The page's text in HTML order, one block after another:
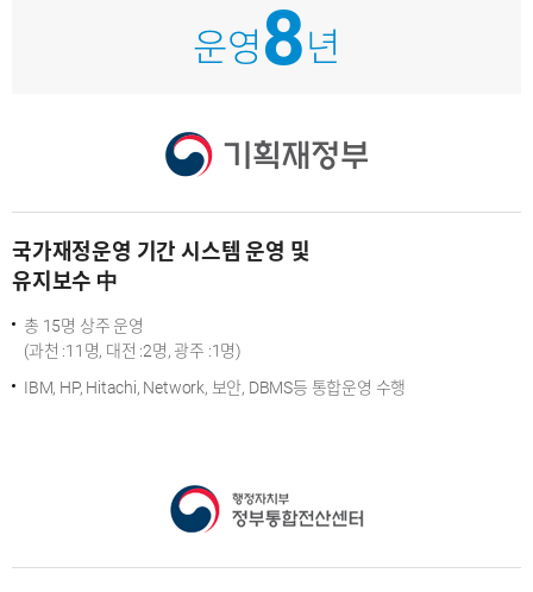
운영8년
국가재정운영 기간 시스템 운영 및
유지보수 中
총 15명 상주 운영
(과천 :11명, 대전 :2명, 광주 :1명)
IBM, HP, Hitachi, Network, 보안, DBMS등 통합운영 수행